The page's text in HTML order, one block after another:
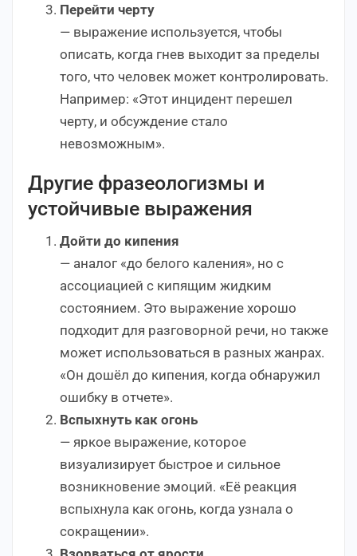
Перейти черту
— выражение используется, чтобы
описать, когда гнев выходит за пределы
того, что человек может контролировать.
Например: «Этот инцидент перешел
черту, и обсуждение стало
невозможным».
Другие фразеологизмы и
устойчивые выражения
Дойти до кипения
— аналог «до белого каления», но с
ассоциацией с кипящим жидким
состоянием. Это выражение хорошо
подходит для разговорной речи, но также
может использоваться в разных жанрах.
«Он дошёл до кипения, когда обнаружил
ошибку в отчете».
Вспыхнуть как огонь
— яркое выражение, которое
визуализирует быстрое и сильное
возникновение эмоций. «Её реакция
вспыхнула как огонь, когда узнала о
сокращении».